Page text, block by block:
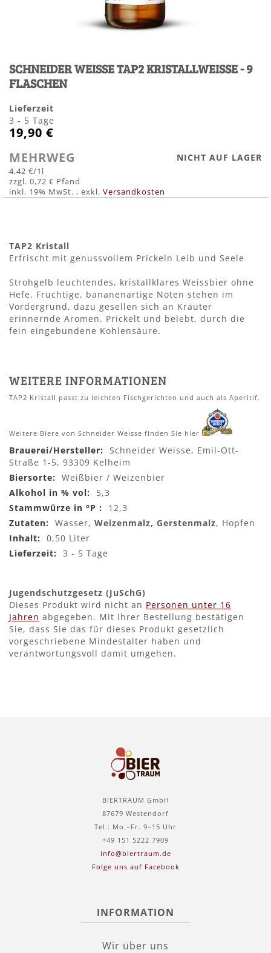
SCHNEIDER WEISSE TAP2 KRISTALLWEISSE - 9
FLASCHEN
Lieferzeit
3 - 5 Tage
19,90 €
MEHRWEG
4,42 €/1l
0,72 €
inkl. 19% MwSt. , exkl. Versandkosten
NICHT AUF LAGER
TAP2 Kristall
Erfrischt mit genussvollem Prickeln Leib und Seele
Strohgelb leuchtendes, kristallklares Weissbier ohne
Hefe. Fruchtige, bananenartige Noten stehen im
Vordergrund, dazu gesellen sich an Kräuter
erinnernde Aromen. Prickelt und belebt, durch die
fein eingebundene Kohlensäure.
der
Bildergalerie
springen
WEITERE INFORMATIONEN
TAP2 Kristall passt zu leichten Fischgerichten und auch als Aperitif.
Weitere Biere von Schneider Weisse finden Sie hier
Mehr
Informationen
Schneider Weisse, Emil-Ott-
Straße 1-5, 93309 Kelheim
Weißbier / Weizenbier
5,3
12,3
Wasser, Weizenmalz, Gerstenmalz, Hopfen
0,50 Liter
3 - 5 Tage
Jugendschutzgesetz (JuSchG)
Dieses Produkt wird nicht an Personen unter 16
Jahren abgegeben. Mit Ihrer Bestellung bestätigen
Sie, dass Sie das für dieses Produkt gesetzlich
vorgeschriebene Mindestalter haben und
verantwortungsvoll damit umgehen.
BIERTRAUM GmbH
87679 Westendorf
Tel.: Mo.–Fr. 9–15 Uhr
+49 151 5222 7909
info@biertraum.de
Folge uns auf Facebook
INFORMATION
Wir über uns